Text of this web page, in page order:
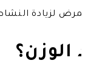
لزيادة
الوزن؟